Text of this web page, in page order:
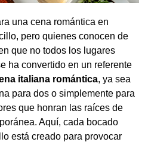
una cena romántica en
pero quienes conocen de
que no todos los lugares
ha convertido en un referente
italiana romántica, ya sea
para dos o simplemente para
que honran las raíces de
Aquí, cada bocado
está creado para provocar